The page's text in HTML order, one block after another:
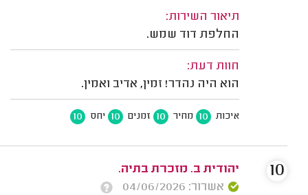
תיאור השירות:
החלפת דוד שמש.
חוות דעת:
הוא היה נהדר! זמין, אדיב ואמין.
איכות 10 מחיר 10 זמנים 10 יחס 10
יהודית ב. מזכרת בתיה.
אשרור: 04/06/2026
10